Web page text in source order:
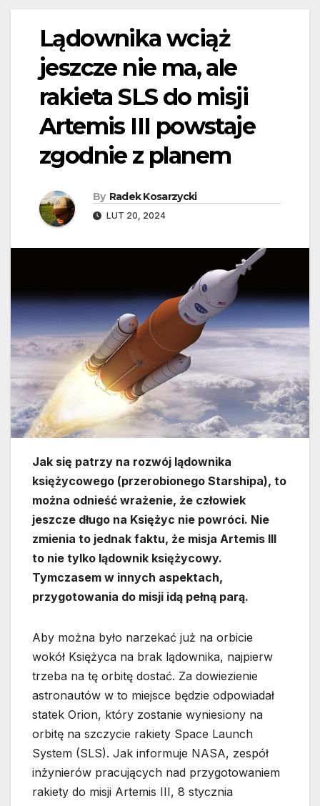
Lądownika wciąż
jeszcze nie ma, ale
rakieta SLS do misji
Artemis III powstaje
zgodnie z planem
By Radek Kosarzycki
LUT 20, 2024
Jak się patrzy na rozwój lądownika
księżycowego (przerobionego Starshipa), to
można odnieść wrażenie, że człowiek
jeszcze długo na Księżyc nie powróci. Nie
zmienia to jednak faktu, że misja Artemis III
to nie tylko lądownik księżycowy.
Tymczasem w innych aspektach,
przygotowania do misji idą pełną parą.
Aby można było narzekać już na orbicie
wokół Księżyca na brak lądownika, najpierw
trzeba na tę orbitę dostać. Za dowiezienie
astronautów w to miejsce będzie odpowiadał
statek Orion, który zostanie wyniesiony na
orbitę na szczycie rakiety Space Launch
System (SLS). Jak informuje NASA, zespół
inżynierów pracujących nad przygotowaniem
rakiety do misji Artemis III, 8 stycznia